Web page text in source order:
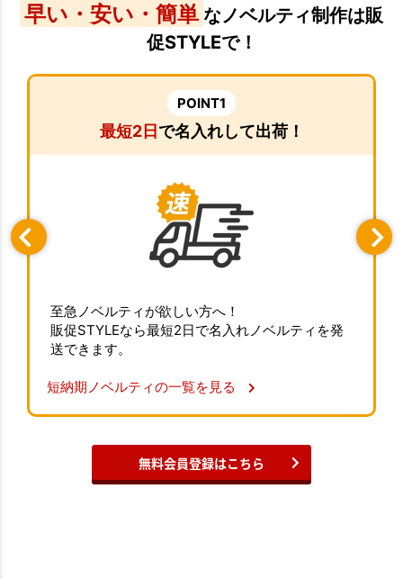
早い・安い・簡単 なノベルティ制作は販
促STYLEで！
POINT1
最短2日で名入れして出荷！
至急ノベルティが欲しい方へ！
販促STYLEなら最短2日で名入れノベルティを発
送できます。
短納期ノベルティの一覧を見る
無料会員登録はこちら